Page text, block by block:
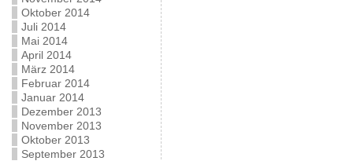
Oktober 2014
Juli 2014
Mai 2014
April 2014
März 2014
Februar 2014
Januar 2014
Dezember 2013
November 2013
Oktober 2013
September 2013